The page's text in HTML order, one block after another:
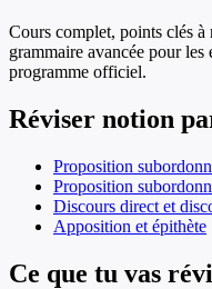
Cours complet, points clés à
grammaire avancée pour les
programme officiel.
Réviser notion
Proposition
Proposition
Discours direct et
Apposition et épithète
Ce que tu vas